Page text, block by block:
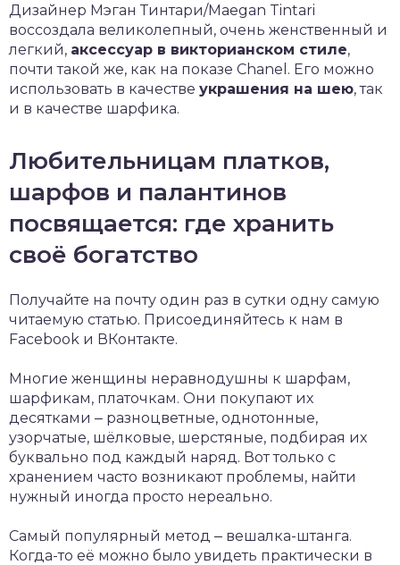
Дизайнер Мэган Тинтари/Maegan Tintari
воссоздала великолепный, очень женственный и
легкий, аксессуар в викторианском стиле,
почти такой же, как на показе Chanel. Его можно
использовать в качестве украшения на шею, так
и в качестве шарфика.
Любительницам платков,
шарфов и палантинов
посвящается: где хранить
своё богатство
Получайте на почту один раз в сутки одну самую
читаемую статью. Присоединяйтесь к нам в
Facebook и ВКонтакте.
Многие женщины неравнодушны к шарфам,
шарфикам, платочкам. Они покупают их
десятками ‒ разноцветные, однотонные,
узорчатые, шёлковые, шерстяные, подбирая их
буквально под каждый наряд. Вот только с
хранением часто возникают проблемы, найти
нужный иногда просто нереально.
Самый популярный метод ‒ вешалка-штанга.
Когда-то её можно было увидеть практически в